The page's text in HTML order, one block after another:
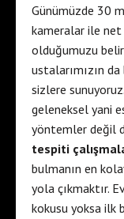
Günümüzde 30
kameralar ile
olduğumuzu
ustalarımızın
sizlere sunuyoruz.
geleneksel yani
yöntemler değil
tespiti
bulmanın en
yola çıkmaktır.
kokusu yoksa ilk